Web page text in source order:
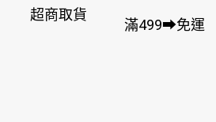
超商取貨
滿499➡免運